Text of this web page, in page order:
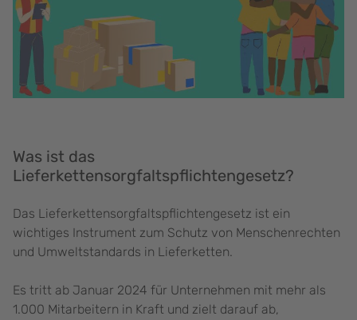
Was ist das
Lieferkettensorgfaltspflichtengesetz?
Das Lieferkettensorgfaltspflichtengesetz ist ein
wichtiges Instrument zum Schutz von Menschenrechten
und Umweltstandards in Lieferketten.
Es tritt ab Januar 2024 für Unternehmen mit mehr als
1.000 Mitarbeitern in Kraft und zielt darauf ab,